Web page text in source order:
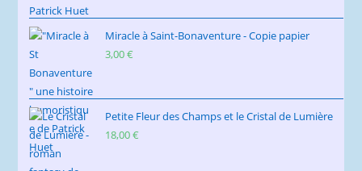
Miracle à Saint-Bonaventure - Copie papier
3,00€
Petite Fleur des Champs et le Cristal de Lumière
18,00€